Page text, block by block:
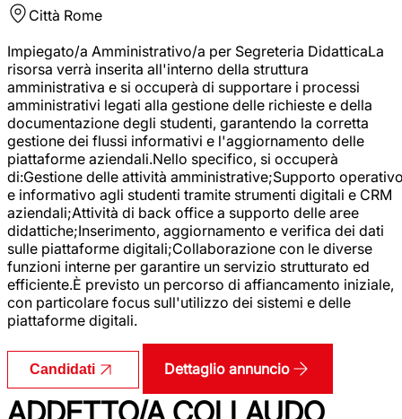
Città Rome
Impiegato/a Amministrativo/a per Segreteria DidatticaLa
risorsa verrà inserita all'interno della struttura
amministrativa e si occuperà di supportare i processi
amministrativi legati alla gestione delle richieste e della
documentazione degli studenti, garantendo la corretta
gestione dei flussi informativi e l'aggiornamento delle
piattaforme aziendali.Nello specifico, si occuperà
di:Gestione delle attività amministrative;Supporto
e informativo agli studenti tramite strumenti digitali e CRM
aziendali;Attività di back office a supporto delle aree
didattiche;Inserimento, aggiornamento e verifica dei dati
sulle piattaforme digitali;Collaborazione con le diverse
funzioni interne per garantire un servizio strutturato ed
efficiente.È previsto un percorso di affiancamento iniziale,
con particolare focus sull'utilizzo dei sistemi e delle
piattaforme digitali.
Candidati Dettaglio annuncio
ADDETTO/A COLLAUDO